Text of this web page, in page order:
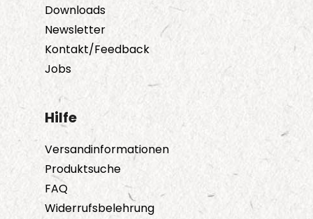
Downloads
Newsletter
Kontakt/Feedback
Jobs
Hilfe
Versandinformationen
Produktsuche
FAQ
Widerrufsbelehrung